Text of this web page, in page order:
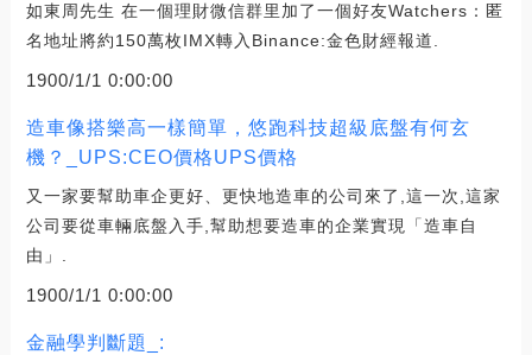
如東周先生 在一個理財微信群里加了一個好友Watchers：匿
名地址將約150萬枚IMX轉入Binance:金色財經報道.
1900/1/1 0:00:00
造車像搭樂高一樣簡單，悠跑科技超級底盤有何玄
機？_UPS:CEO價格UPS價格
又一家要幫助車企更好、更快地造車的公司來了,這一次,這家
公司要從車輛底盤入手,幫助想要造車的企業實現「造車自
由」.
1900/1/1 0:00:00
金融學判斷題_: